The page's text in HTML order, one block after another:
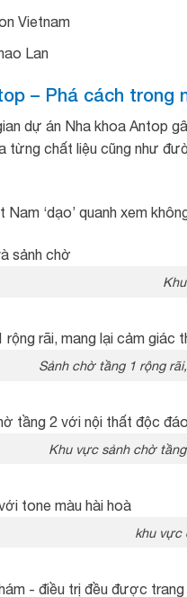
Vietnam
Lan
– Phá cách
dự án Nha khoa Antop
từng chất liệu cũng như
Nam ‘dạo’ quanh xem
Sảnh chờ tầng 1 rộng
Khu vực sảnh chờ
khu vực